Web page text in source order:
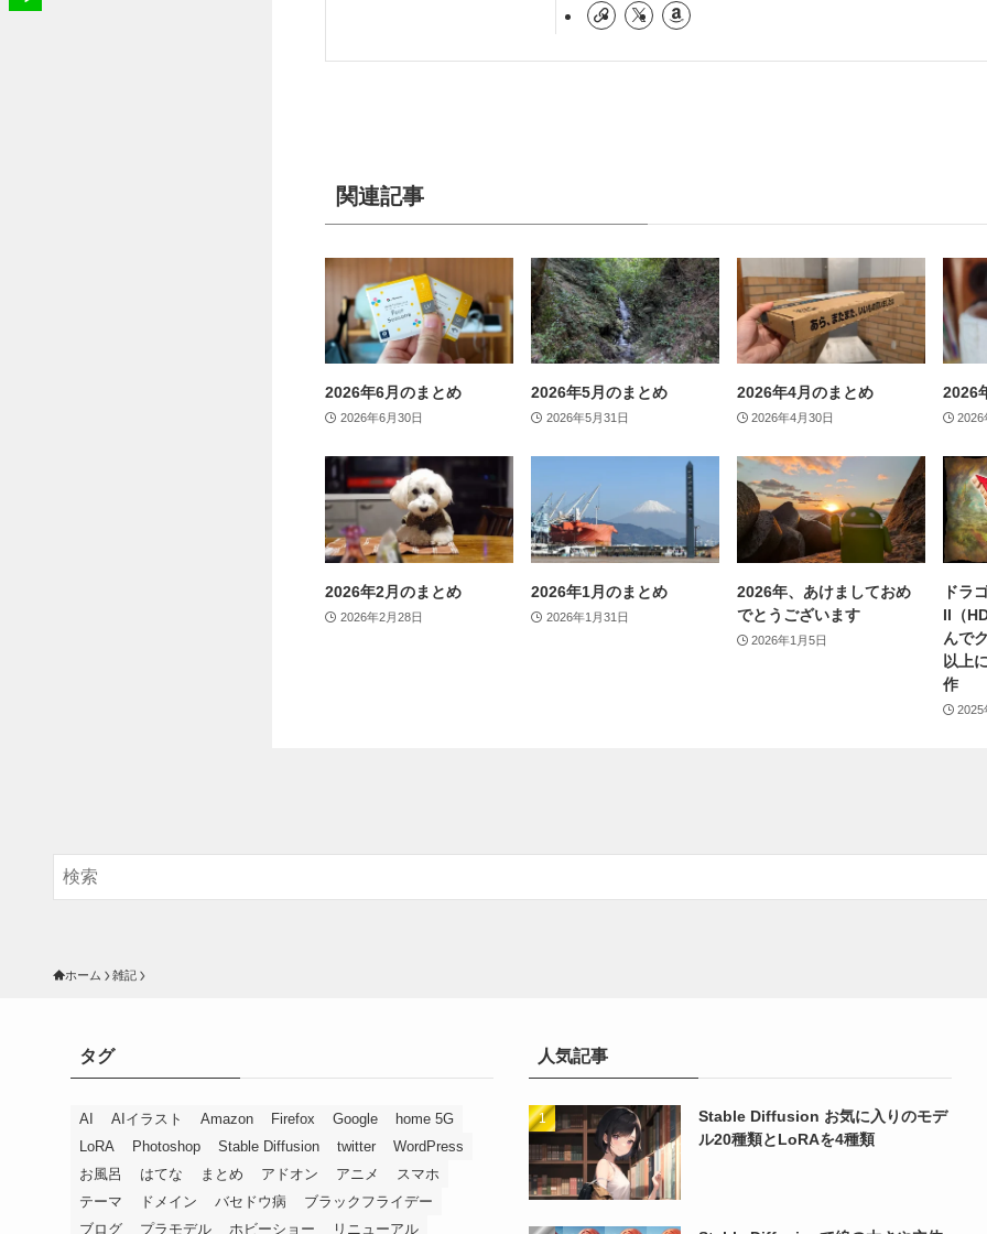
関連記事
2026年6月のまとめ
2026年6月30日
2026年5月のまとめ
2026年5月31日
2026年4月のまとめ
2026年4月30日
2026
2026
2026年2月のまとめ
2026年2月28日
2026年1月のまとめ
2026年1月31日
2026年、あけましておめ
でとうございます
2026年1月5日
ドラ
II（
んで
以上
作
2025
ホーム 雑記
タグ
AI AIイラスト Amazon Firefox Google
home 5G
LoRA
Photoshop Stable Diffusion twitter
WordPress
お風呂
はてな まとめ アドオン アニメ
スマホ
テーマ
ドメイン バセドウ病
ブラックフライデー
ブログ
プラモデル ホビーショー リニューアル
人気記事
Stable Diffusion お気に入りのモデ
ル20種類とLoRAを4種類